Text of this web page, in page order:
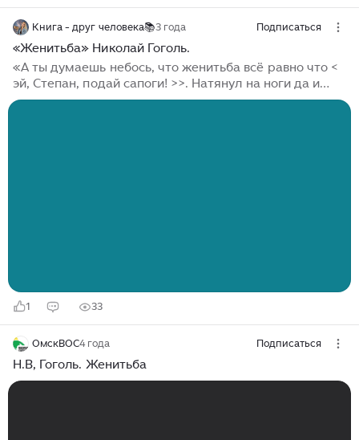
Книга - друг человека📚3 года Подписаться
«Женитьба» Николай Гоголь.
«А ты думаешь небось, что женитьба всё равно что <
эй, Степан, подай сапоги! >>. Натянул на ноги да и
пошёл? Нужно порассудить, порассмотреть.»
1 33
ОмскВОС4 года Подписаться
Н.В, Гоголь. Женитьба